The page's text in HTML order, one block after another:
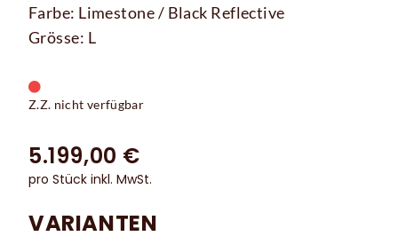
Farbe: Limestone / Black Reflective
Grösse: L
Z.Z. nicht verfügbar
5.199,00 €
pro Stück inkl. MwSt.
VARIANTEN